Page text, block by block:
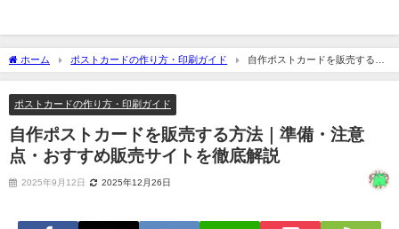
ホーム ポストカードの作り方・印刷ガイド
自作ポストカードを販売する方
法｜準備・注意点・おすすめ販売サイトを徹底解説
ポストカードの作り方・印刷ガイド
自作ポストカードを販売する方法｜準備・注意
点・おすすめ販売サイトを徹底解説
2025年9月12日 2025年12月26日